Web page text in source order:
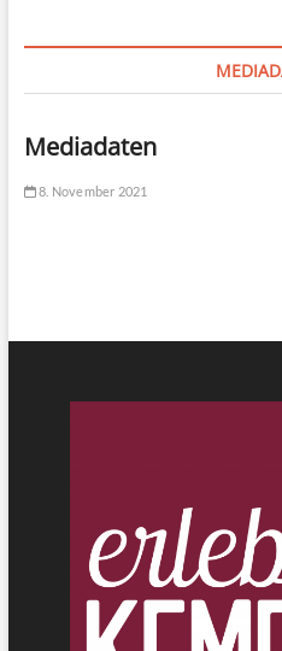
Mediadaten
8. November 2021